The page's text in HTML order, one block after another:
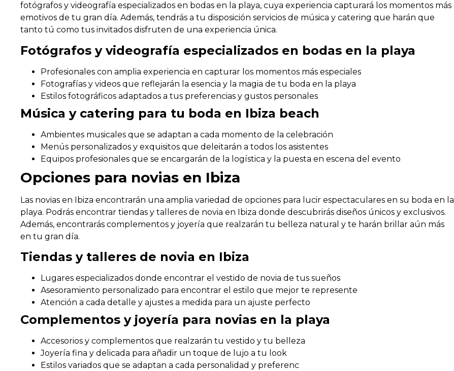
fotógrafos y videografía especializados en bodas en la playa, cuya experiencia capturará los momentos más
emotivos de tu gran día. Además, tendrás a tu disposición servicios de música y catering que harán que
tanto tú como tus invitados disfruten de una experiencia única.
Fotógrafos y videografía especializados en bodas en la playa
Profesionales con amplia experiencia en capturar los momentos más especiales
Fotografías y videos que reflejarán la esencia y la magia de tu boda en la playa
Estilos fotográficos adaptados a tus preferencias y gustos personales
Música y catering para tu boda en Ibiza beach
Ambientes musicales que se adaptan a cada momento de la celebración
Menús personalizados y exquisitos que deleitarán a todos los asistentes
Equipos profesionales que se encargarán de la logística y la puesta en escena del evento
Opciones para novias en Ibiza
Las novias en Ibiza encontrarán una amplia variedad de opciones para lucir espectaculares en su boda en la
playa. Podrás encontrar tiendas y talleres de novia en Ibiza donde descubrirás diseños únicos y exclusivos.
Además, encontrarás complementos y joyería que realzarán tu belleza natural y te harán brillar aún más
en tu gran día.
Tiendas y talleres de novia en Ibiza
Lugares especializados donde encontrar el vestido de novia de tus sueños
Asesoramiento personalizado para encontrar el estilo que mejor te represente
Atención a cada detalle y ajustes a medida para un ajuste perfecto
Complementos y joyería para novias en la playa
Accesorios y complementos que realzarán tu vestido y tu belleza
Joyería fina y delicada para añadir un toque de lujo a tu look
Estilos variados que se adaptan a cada personalidad y preferenc